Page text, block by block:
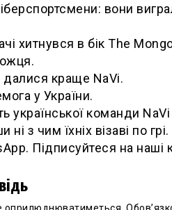
вони
хитнувся в бік The
далися краще NaVi.
у України.
української команди
з чим їхніх візаві по грі.
Підписуйтеся на наші